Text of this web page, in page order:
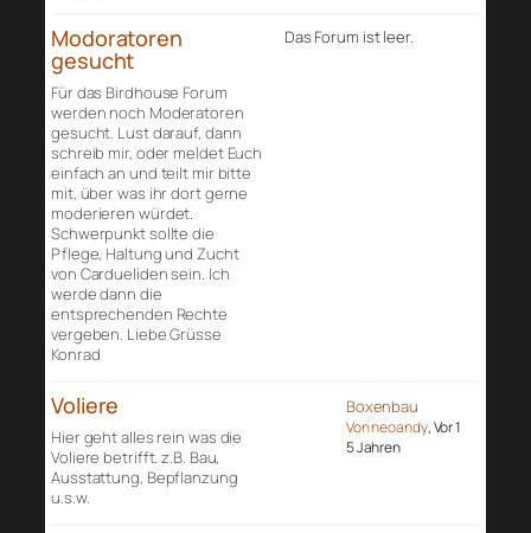
Modoratoren
gesucht
Für das Birdhouse Forum
werden noch Moderatoren
gesucht. Lust darauf, dann
schreib mir, oder meldet Euch
einfach an und teilt mir bitte
mit, über was ihr dort gerne
moderieren würdet.
Schwerpunkt sollte die
Pflege, Haltung und Zucht
von Cardueliden sein. Ich
werde dann die
entsprechenden Rechte
vergeben. Liebe Grüsse
Konrad
Das Forum ist leer.
Voliere
Hier geht alles rein was die
Voliere betrifft. z.B. Bau,
Ausstattung, Bepflanzung
u.s.w.
Boxenbau
Von neoandy, Vor 1
5 Jahren